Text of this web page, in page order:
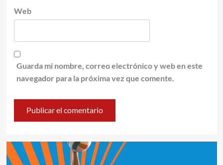
Web
Guarda mi nombre, correo electrónico y web en este
navegador para la próxima vez que comente.